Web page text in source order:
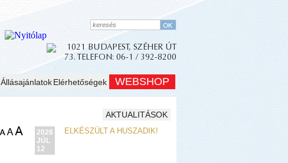
Állásajánlatok Elérhetőségek WEBSHOP
AKTUALITÁSOK
2026
JÚL
12
ELKÉSZÜLT A HUSZADIK!